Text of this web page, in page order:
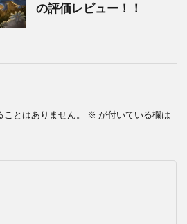
の評価レビュー！！
とはありません。 ※ が付いている欄は